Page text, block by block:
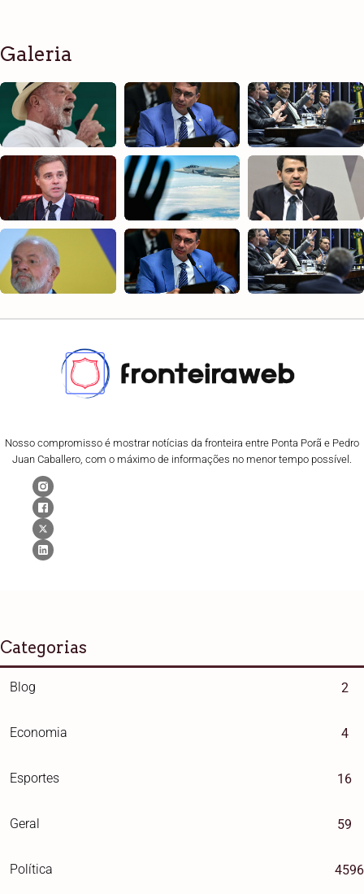
Galeria
Nosso compromisso é mostrar notícias da fronteira entre Ponta Porã e Pedro
Juan Caballero, com o máximo de informações no menor tempo possível.
Categorias
Blog 2
Economia 4
Esportes 16
Geral 59
Política 4596